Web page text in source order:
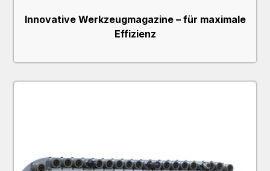
Innovative Werkzeugmagazine – für maximale
Effizienz